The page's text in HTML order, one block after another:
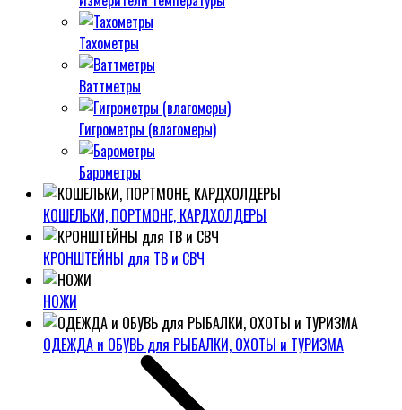
Тахометры
Ваттметры
Гигрометры (влагомеры)
Барометры
КОШЕЛЬКИ, ПОРТМОНЕ, КАРДХОЛДЕРЫ
КРОНШТЕЙНЫ для ТВ и СВЧ
НОЖИ
ОДЕЖДА и ОБУВЬ для РЫБАЛКИ, ОХОТЫ и ТУРИЗМА